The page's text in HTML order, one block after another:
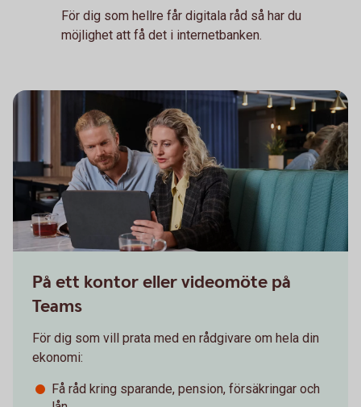
För dig som hellre får digitala råd så har du
möjlighet att få det i internetbanken.
På ett kontor eller videomöte på
Teams
För dig som vill prata med en rådgivare om hela din
ekonomi:
Få råd kring sparande, pension, försäkringar och